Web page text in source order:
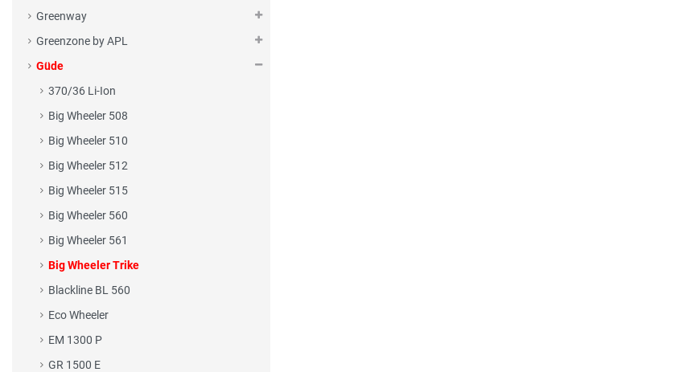
Greenway
Greenzone by APL
Güde
370/36 Li-Ion
Big Wheeler 508
Big Wheeler 510
Big Wheeler 512
Big Wheeler 515
Big Wheeler 560
Big Wheeler 561
Big Wheeler Trike
Blackline BL 560
Eco Wheeler
EM 1300 P
GR 1500 E